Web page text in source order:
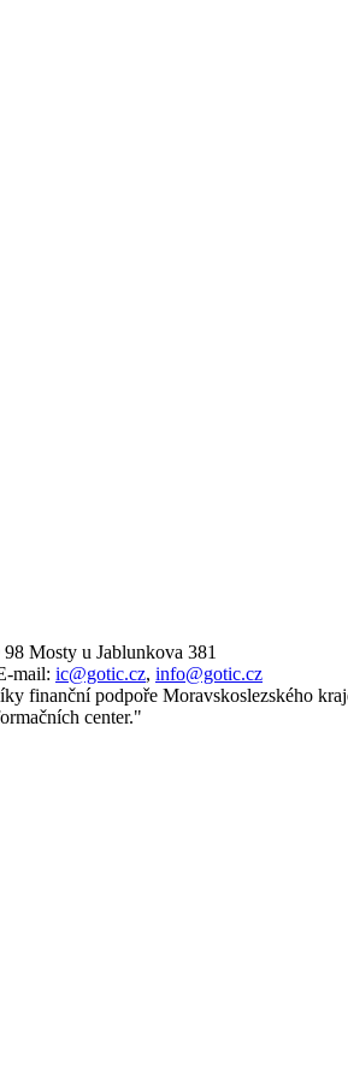
Mosty u Jablunkova 381
mail: ic@gotic.cz, info@gotic.cz
finanční podpoře Moravskoslezského
center."